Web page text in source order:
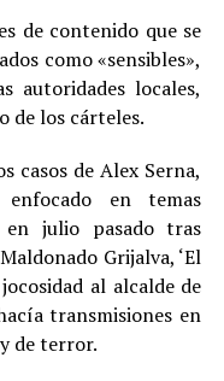
de contenido que se
como «sensibles»,
autoridades locales,
de los cárteles.
casos de Alex Serna,
en temas
en julio pasado tras
Grijalva, ‘El
al alcalde de
transmisiones en
de terror.